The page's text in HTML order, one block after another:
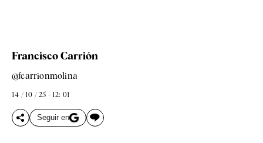
Francisco Carrión
@fcarrionmolina
14 / 10 / 25 - 12: 01
Seguir en